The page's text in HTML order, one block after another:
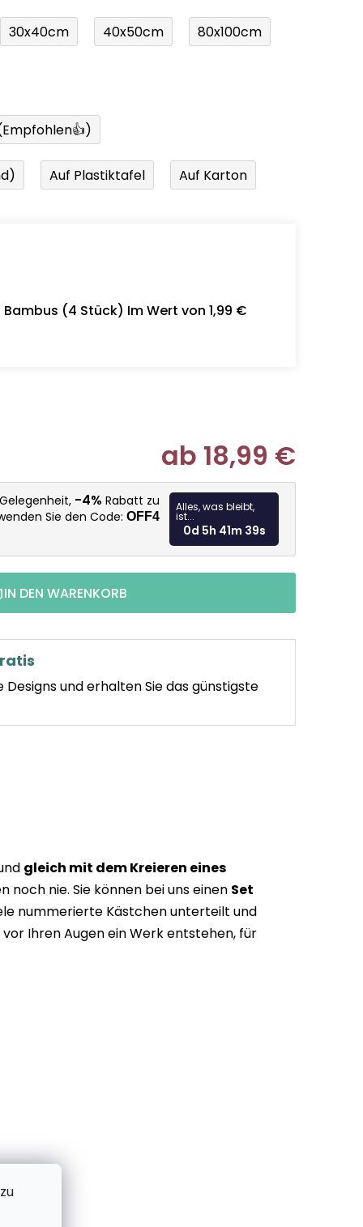
30x40cm 40x50cm 80x100cm
Auf Plastiktafel Auf Karton
(4 Stück) Im Wert von 1,99 €
ab 18,99 €
-4% Rabatt zu
Sie den Code: OFF4
Alles, was bleibt,
ist...
0d 5h 41m 38s
IN DEN WARENKORB
Designs und erhalten Sie das günstigste
gleich mit dem Kreieren eines
noch nie. Sie können bei uns einen Set
nummerierte Kästchen unterteilt und
Ihren Augen ein Werk entstehen, für